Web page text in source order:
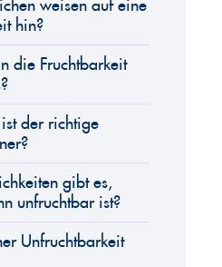
weisen auf eine
hin?
die Fruchtbarkeit
der richtige
gibt es,
unfruchtbar ist?
Unfruchtbarkeit